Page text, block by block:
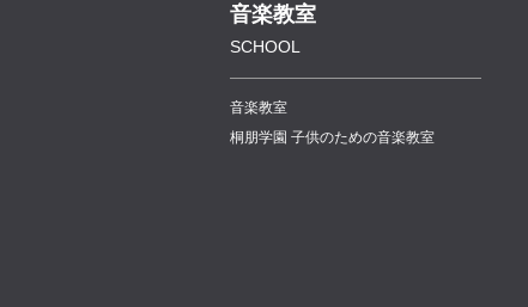
音楽教室
SCHOOL
音楽教室
桐朋学園 子供のための音楽教室